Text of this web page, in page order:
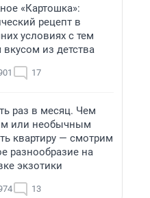
«Картошка»:
рецепт в
условиях с тем
из детства
17
раз в месяц. Чем
или необычным
квартиру — смотрим
разнообразие на
экзотики
13